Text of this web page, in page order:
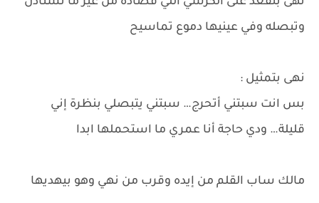
وتبصله وفي عينيها دموع تماسيح
نهى بتمثيل :
بس انت سبتني أتحرج… سبتني يتبصلي بنظرة إني
قليلة… ودي حاجة أنا عمري ما استحملها ابدا
مالك ساب القلم من إيده وقرب من نهي وهو بيهديها